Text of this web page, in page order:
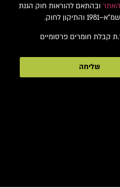
ובהתאם להוראות חוק הגנת
לחוק.
קבלת חומרים פרסומיים
שליחה